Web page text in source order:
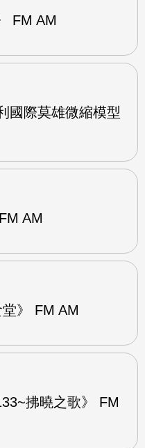
FM AM
國際莫雄微縮模型
AM
堂》 FM AM
拂曉之歌》 FM